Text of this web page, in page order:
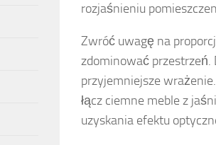
rozjaśnieniu
Zwróć uwagę na
zdominować
przyjemniejsze
łącz ciemne meble z
uzyskania efektu